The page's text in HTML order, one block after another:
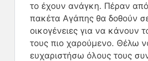
το έχουν ανάγκη. Πέραν
πακέτα Αγάπης θα δοθούν
οικογένειες για να κάνουν
τους πιο χαρούμενο. Θέλω
ευχαριστήσω όλους τους